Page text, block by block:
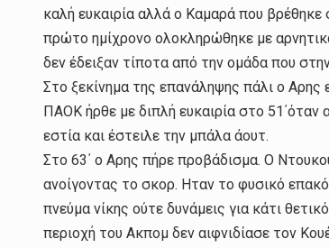
καλή ευκαιρία αλλά ο Καμαρά που
πρώτο ημίχρονο ολοκληρώθηκε με
δεν έδειξαν τίποτα από την ομάδα που
Στο ξεκίνημα της επανάληψης πάλι ο
ΠΑΟΚ ήρθε με διπλή ευκαιρία στο
εστία και έστειλε την μπάλα άουτ.
Στο 63΄ ο Αρης πήρε προβάδισμα. Ο
ανοίγοντας το σκορ. Ηταν το φυσικό
πνεύμα νίκης ούτε δυνάμεις για κάτι
περιοχή του Ακπομ δεν αιφνιδίασε τον